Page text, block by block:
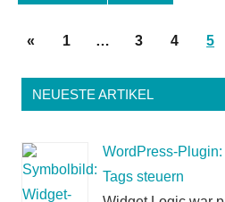
Seitennummerierung
Beiträge
«Vorherige
1 … 3 4 5
NEUESTE ARTIKEL
WordPress-
Tags steuern